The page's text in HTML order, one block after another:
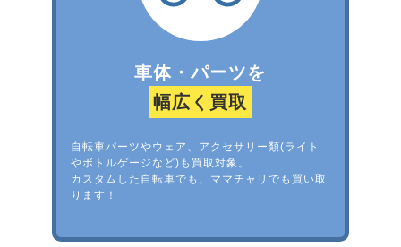
車体・パーツを
幅広く買取
自転車パーツやウェア、アクセサリー類(ライト
やボトルゲージなど)も買取対象。
カスタムした自転車でも、ママチャリでも買い取
ります！